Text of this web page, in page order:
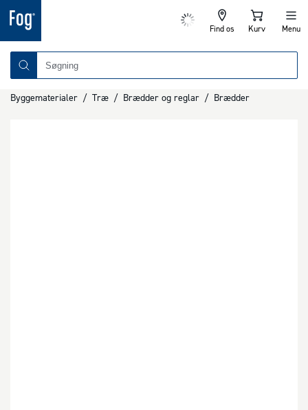
Find os Kurv Menu
Byggematerialer / Træ / Brædder og reglar / Brædder